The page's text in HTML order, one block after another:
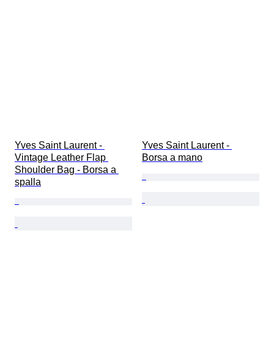
Yves Saint Laurent -
Vintage Leather Flap
Shoulder Bag - Borsa a
spalla
Yves Saint Laurent -
Borsa a mano